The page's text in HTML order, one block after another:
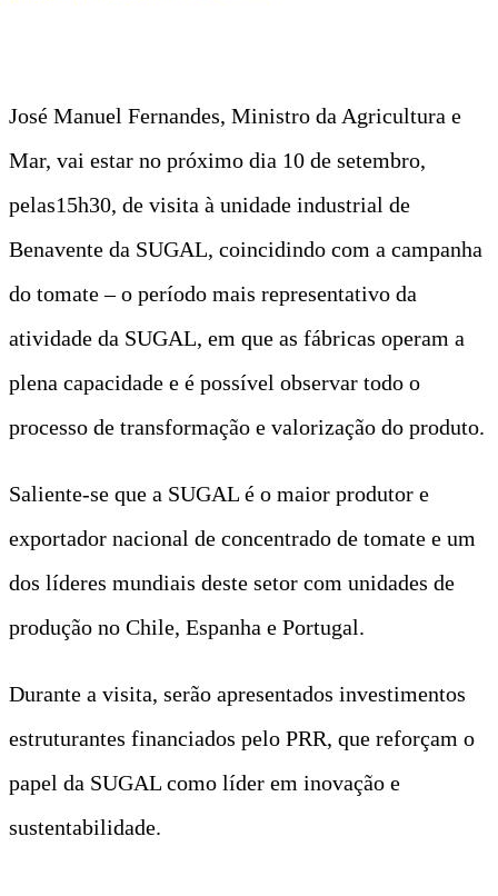
José Manuel Fernandes, Ministro da Agricultura e
Mar, vai estar no próximo dia 10 de setembro,
pelas15h30, de visita à unidade industrial de
Benavente da SUGAL, coincidindo com a campanha
do tomate – o período mais representativo da
atividade da SUGAL, em que as fábricas operam a
plena capacidade e é possível observar todo o
processo de transformação e valorização do produto.
Saliente-se que a SUGAL é o maior produtor e
exportador nacional de concentrado de tomate e um
dos líderes mundiais deste setor com unidades de
produção no Chile, Espanha e Portugal.
Durante a visita, serão apresentados investimentos
estruturantes financiados pelo PRR, que reforçam o
papel da SUGAL como líder em inovação e
sustentabilidade.